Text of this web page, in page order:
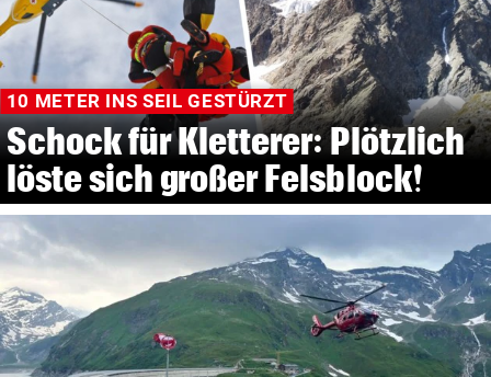
10 METER INS SEIL GESTÜRZT
Schock für Kletterer: Plötzlich
löste sich großer Felsblock!